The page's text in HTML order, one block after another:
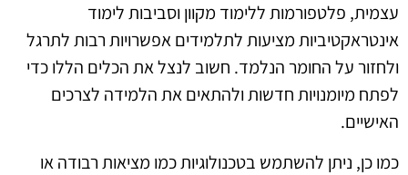
עצמית, פלטפורמות ללימוד מקוון וסביבות לימוד
אינטראקטיביות מציעות לתלמידים אפשרויות רבות לתרגל
ולחזור על החומר הנלמד. חשוב לנצל את הכלים הללו כדי
לפתח מיומנויות חדשות ולהתאים את הלמידה לצרכים
האישיים.
כמו כן, ניתן להשתמש בטכנולוגיות כמו מציאות רבודה או